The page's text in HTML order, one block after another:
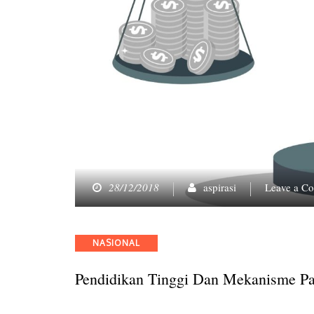
28/12/2018 aspirasi Leave a
Categories
NASIONAL
Pendidikan Tinggi Dan Mekanisme